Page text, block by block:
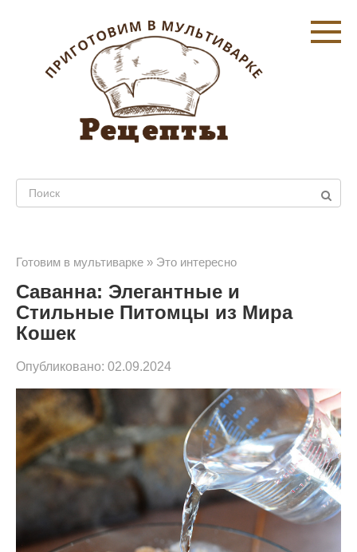
контенту
Поиск:
Готовим в мультиварке » Это интересно
Саванна: Элегантные и
Стильные Питомцы из Мира
Кошек
Опубликовано: 02.09.2024